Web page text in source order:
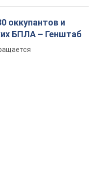
оккупантов и
БПЛА – Генштаб